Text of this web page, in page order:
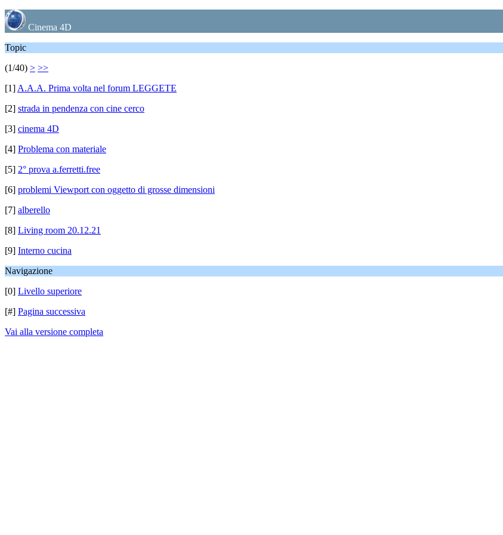
Cinema 4D
Topic
(1/40) > >>
[1] A.A.A. Prima volta nel forum LEGGETE
[2] strada in pendenza con cine cerco
[3] cinema 4D
[4] Problema con materiale
[5] 2° prova a.ferretti.free
[6] problemi Viewport con oggetto di grosse dimensioni
[7] alberello
[8] Living room 20.12.21
[9] Interno cucina
Navigazione
[0] Livello superiore
[#] Pagina successiva
Vai alla versione completa